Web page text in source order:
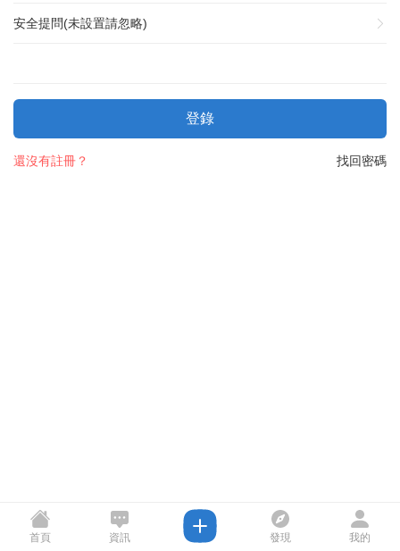
安全提問(未設置請忽略)
登錄
找回密碼
還沒有註冊？
首頁 資訊 發現 我的